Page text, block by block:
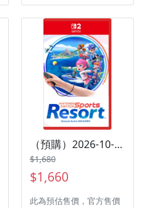
台：Nintendo Switch 2
遊戲類型：動作冒險 遊玩
人數： 1-2 人 作品分
級：輔 12 級 製作廠商：
Shapefarm 發行廠商：
Kepler Interactive
（預購）2026-10-22 NS2 Nintendo Switch 運動 度假勝地 中文版
$1,680
$1,660
此為預估售價，官方售價